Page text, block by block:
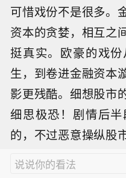
可惜戏份不是很多。
资本的贪婪，相互之
挺真实。欧豪的戏
生，到卷进金融资本
影更残酷。细想股市
细思极恐！剧情后
的，不过恶意操纵股
红线。“一个人可以
说说你的看法